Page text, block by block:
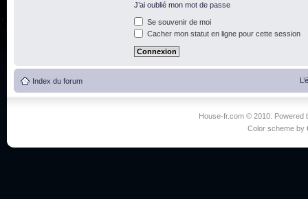
J’ai oublié mon mot de passe
Se souvenir de moi
Cacher mon statut en ligne pour cette session
Index du forum
House-fr.com © 2010. Powered
Color scheme by